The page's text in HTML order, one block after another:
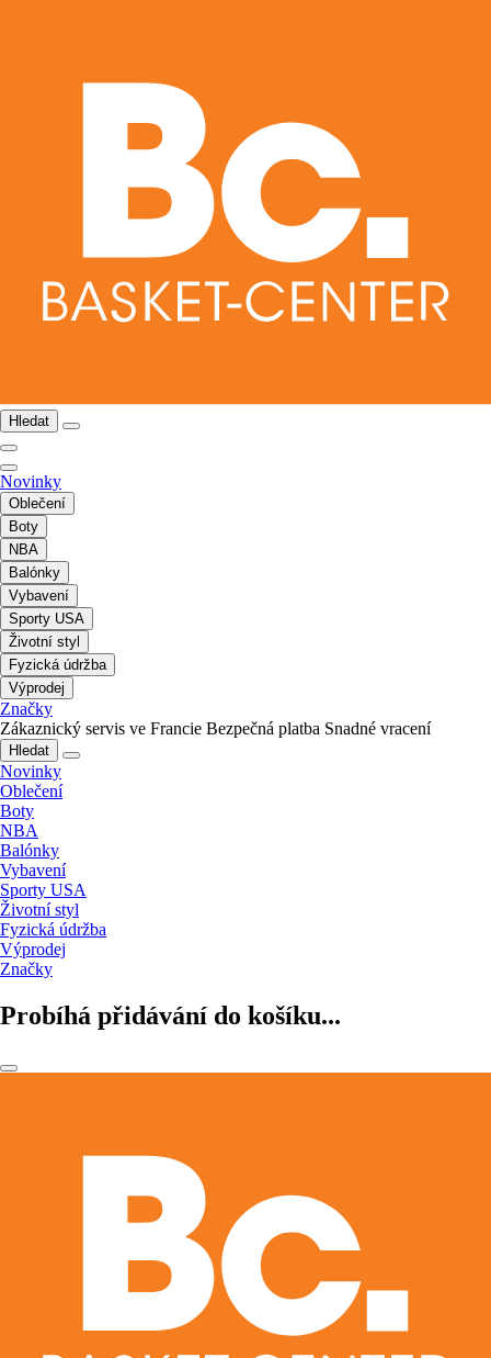
Hledat
Novinky
Oblečení
Boty
NBA
Balónky
Vybavení
Sporty USA
Životní styl
Fyzická údržba
Výprodej
Značky
Zákaznický servis ve Francie Bezpečná platba Snadné vracení
Hledat
Novinky
Oblečení
Boty
NBA
Balónky
Vybavení
Sporty USA
Životní styl
Fyzická údržba
Výprodej
Značky
Probíhá přidávání do košíku...